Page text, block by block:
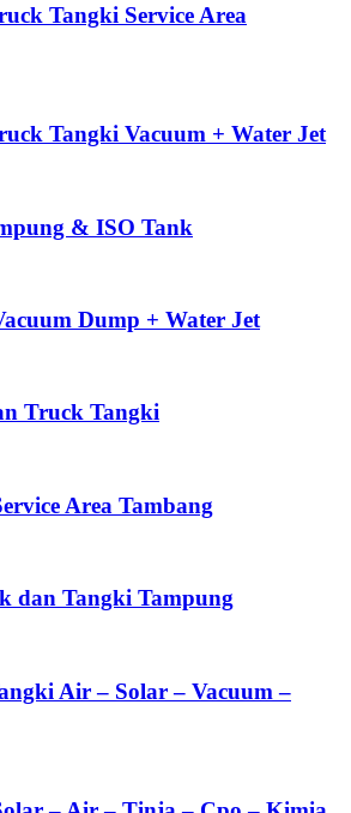
Tangki Service Area
Tangki Vacuum + Water Jet
& ISO Tank
Dump + Water Jet
Truck Tangki
Area Tambang
dan Tangki Tampung
Air – Solar – Vacuum –